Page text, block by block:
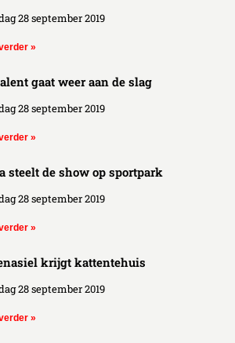
28 september 2019
»
gaat weer aan de slag
28 september 2019
»
steelt de show op sportpark
28 september 2019
»
krijgt kattentehuis
28 september 2019
»